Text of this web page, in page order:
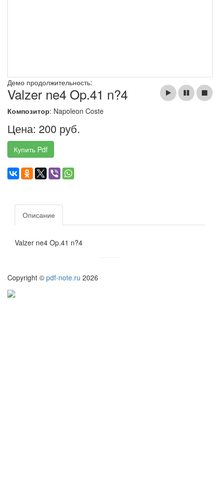
Демо продолжительность:
Valzer ne4 Op.41 n?4
Композитор: Napoleon Coste
Цена: 200 руб.
Купить Pdf
Описание
Valzer ne4 Op.41 n?4
Copyright © pdf-note.ru 2026